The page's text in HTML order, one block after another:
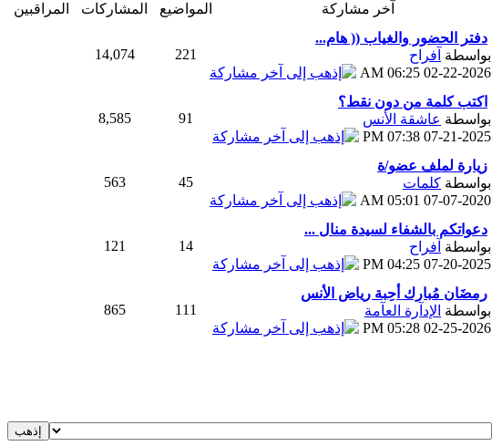
آخر مشاركة المواضيع المشاركات المراقبين
دفتر الحضور والغياب (( هام...
بواسطة آفراح
02-22-2026
06:25 AM
221
14,074
اكتب كلمة من دون نقط؟
بواسطة عاشقة الأنس
07-21-2025
07:38 PM
91
8,585
زيارة لملف عضو/ة
بواسطة كلمات
07-07-2020
05:01 AM
45
563
دعواتكم بالشفاء لسيدة منال ...
بواسطة آفراح
07-20-2025
04:25 PM
14
121
رمضَان مُبارك أحِبة رياض الأنس
بواسطة الإدآرة العآمة
02-25-2026
05:28 PM
111
865